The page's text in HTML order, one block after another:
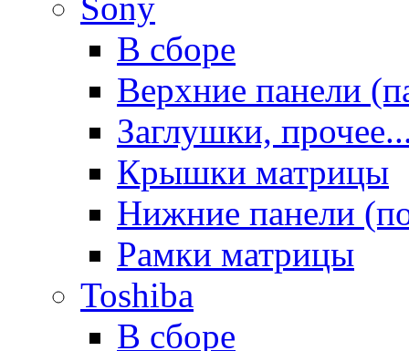
В сборе
Верхние панели
Заглушки,
Крышки матрицы
Нижние панели
Рамки матрицы
Toshiba
В сборе